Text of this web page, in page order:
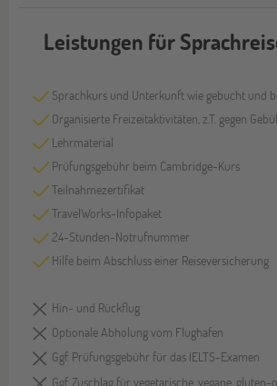
Leistungen für
Sprachkurs und Unterkunft wie gebucht und
Organisierte Freizeitaktivitäten, z.T. gegen
Lehrmaterial
Prüfungsgebühr beim Cambridge-Kurs
Teilnahmezertifikat
TravelWorks-Infopaket
24-Stunden-Notrufnummer
Hilfe beim Abschluss einer Reiseversicherung
Hin- und Rückflug
Optionale Abholung vom Flughafen
Ggf. Prüfungsgebühr für das IELTS-Examen
Ggf. Zuschlag für vegetarische, vegane,